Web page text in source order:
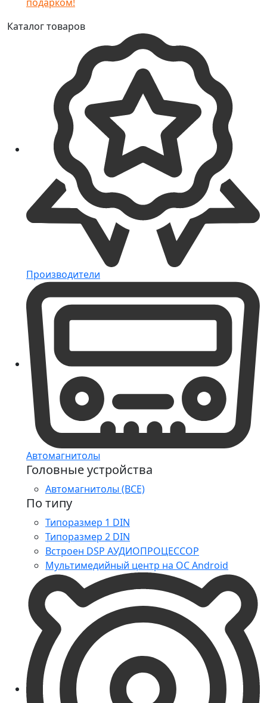
Каталог товаров
Производители
Автомагнитолы
Головные устройства
Автомагнитолы (ВСЕ)
По типу
Типоразмер 1 DIN
Типоразмер 2 DIN
Встроен DSP АУДИОПРОЦЕССОР
Мультимедийный центр на ОС Android